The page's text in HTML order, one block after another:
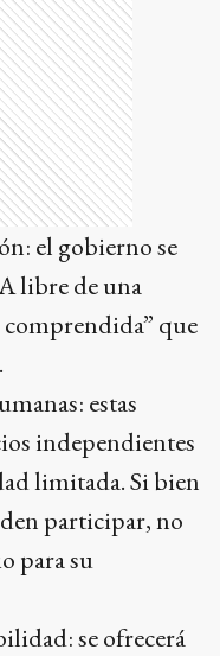
el gobierno se
libre de una
que
estas
independientes
limitada. Si bien
participar, no
para su
se ofrecerá